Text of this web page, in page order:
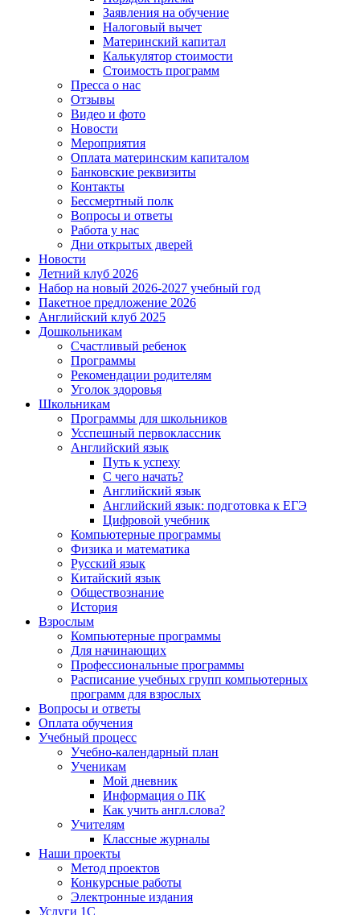
Заявления на обучение
Налоговый вычет
Материнский капитал
Калькулятор стоимости
Стоимость программ
Пресса о нас
Отзывы
Видео и фото
Новости
Мероприятия
Оплата материнским капиталом
Банковские реквизиты
Контакты
Бессмертный полк
Вопросы и ответы
Работа у нас
Дни открытых дверей
Новости
Летний клуб 2026
Набор на новый 2026-2027 учебный год
Пакетное предложение 2026
Английский клуб 2025
Дошкольникам
Счастливый ребенок
Программы
Рекомендации родителям
Уголок здоровья
Школьникам
Программы для школьников
Усспешный первоклассник
Английский язык
Путь к успеху
С чего начать?
Английский язык
Английский язык: подготовка к ЕГЭ
Цифровой учебник
Компьютерные программы
Физика и математика
Русский язык
Китайский язык
Обществознание
История
Взрослым
Компьютерные программы
Для начинающих
Профессиональные программы
Расписание учебных групп компьютерных
программ для взрослых
Вопросы и ответы
Оплата обучения
Учебный процесс
Учебно-календарный план
Ученикам
Мой дневник
Информация о ПК
Как учить англ.слова?
Учителям
Классные журналы
Наши проекты
Метод проектов
Конкурсные работы
Электронные издания
Услуги 1C